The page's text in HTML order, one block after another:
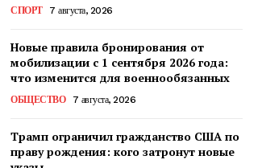
СПОРТ 7 августа, 2026
Новые правила бронирования от
мобилизации с 1 сентября 2026 года:
что изменится для военнообязанных
ОБЩЕСТВО 7 августа, 2026
Трамп ограничил гражданство США по
праву рождения: кого затронут новые